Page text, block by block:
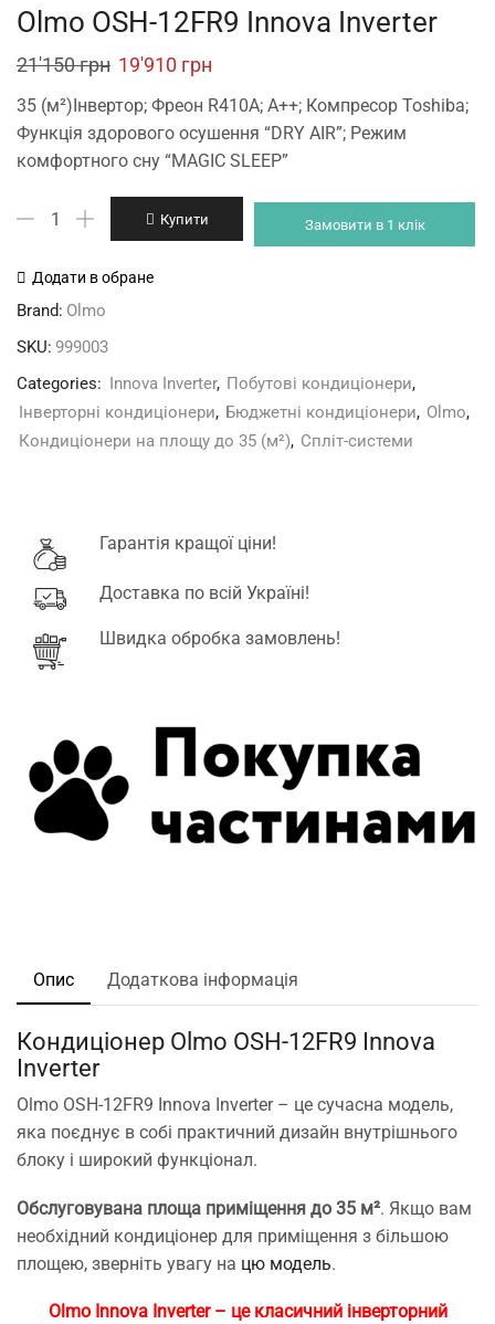
Olmo OSH-12FR9 Innova Inverter
21'150грн Original
price
was:
21'150 грн.
19'910 грн
price
is:
19'910 грн.
35 (м²)Інвертор; Фреон R410A; A++; Компресор Toshiba;
Функція здорового осушення “DRY AIR”; Режим
комфортного сну “MAGIC SLEEP”
Olmo
12FR9
кількість
Купити Замовити в 1 клік
Додати в обране
Brand: Olmo
SKU: 999003
Categories: Innova Inverter, Побутові кондиціонери,
Інверторні кондиціонери, Бюджетні кондиціонери, Olmo,
Кондиціонери на площу до 35 (м²), Спліт-системи
Гарантія кращої ціни!
Доставка по всій Україні!
Швидка обробка замовлень!
Опис Додаткова інформація
Кондиціонер Olmo OSH-12FR9 Innova
Inverter
Olmo OSH-12FR9 Innova Inverter – це сучасна модель,
яка поєднує в собі практичний дизайн внутрішнього
блоку і широкий функціонал.
Обслуговувана площа приміщення до 35 м². Якщо вам
необхідний кондиціонер для приміщення з більшою
площею, зверніть увагу на цю модель.
Olmo Innova Inverter – це класичний інверторний